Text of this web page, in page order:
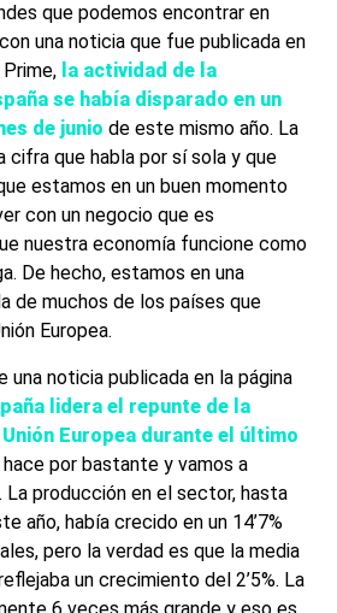
que podemos encontrar en
una noticia que fue publicada en
la actividad de la
se había disparado en un
de junio de este mismo año. La
cifra que habla por sí sola y que
estamos en un buen momento
con un negocio que es
nuestra economía funcione como
De hecho, estamos en una
de muchos de los países que
Europea.
una noticia publicada en la página
lidera el repunte de la
Europea durante el último
hace por bastante y vamos a
producción en el sector, hasta
año, había crecido en un 14’7%
pero la verdad es que la media
un crecimiento del 2’5%. La